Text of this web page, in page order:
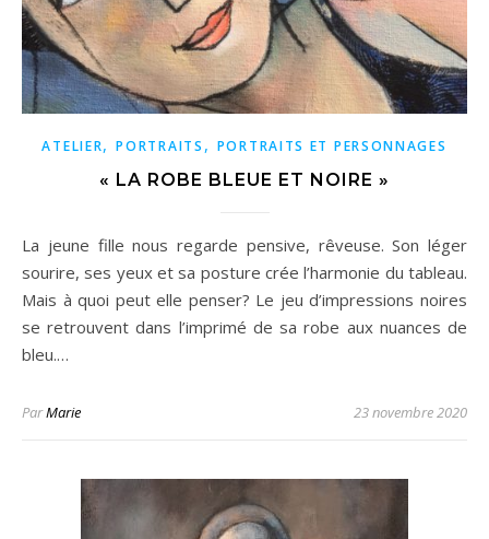
ATELIER,PORTRAITS , PORTRAITS ET PERSONNAGES
« LA ROBE BLEUE ET NOIRE »
La jeune fille nous regarde pensive, rêveuse. Son léger
sourire, ses yeux et sa posture crée l’harmonie du tableau.
Mais à quoi peut elle penser? Le jeu d’impressions noires
se retrouvent dans l’imprimé de sa robe aux nuances de
bleu.…
ParMarie 23 novembre 2020